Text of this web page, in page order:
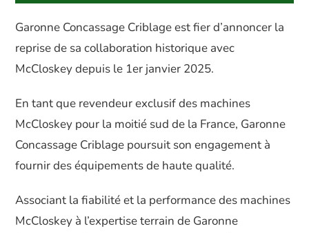
Garonne Concassage Criblage est fier d’annoncer la
reprise de sa collaboration historique avec
McCloskey depuis le 1er janvier 2025.
En tant que revendeur exclusif des machines
McCloskey pour la moitié sud de la France, Garonne
Concassage Criblage poursuit son engagement à
fournir des équipements de haute qualité.
Associant la fiabilité et la performance des machines
McCloskey à l’expertise terrain de Garonne